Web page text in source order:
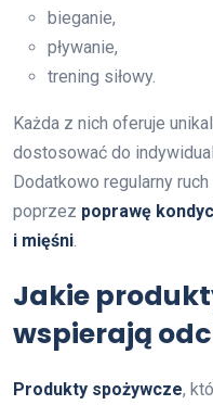
bieganie,
pływanie,
trening siłowy.
Każda z nich oferuje
dostosować do
Dodatkowo regularny
poprzez poprawę
i mięśni.
Jakie
wspierają
Produkty spożywcze,